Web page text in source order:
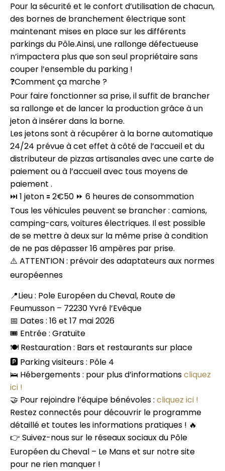
Pour la sécurité et le confort d’utilisation de chacun,
des bornes de branchement électrique sont
maintenant mises en place sur les différents
parkings du Pôle.Ainsi, une rallonge défectueuse
n’impactera plus que son seul propriétaire sans
couper l’ensemble du parking !
❓Comment ça marche ?
Pour faire fonctionner sa prise, il suffit de brancher
sa rallonge et de lancer la production grâce à un
jeton à insérer dans la borne.
Les jetons sont à récupérer à la borne automatique
24/24 prévue à cet effet à côté de l’accueil et du
distributeur de pizzas artisanales avec une carte de
paiement ou à l’accueil avec tous moyens de
paiement .
⏭ 1 jeton 🟰 2€50 ⏩ 6 heures de consommation
Tous les véhicules peuvent se brancher : camions,
camping-cars, voitures électriques. Il est possible
de se mettre à deux sur la même prise à condition
de ne pas dépasser 16 ampères par prise.
⚠️ ATTENTION : prévoir des adaptateurs aux normes
européennes
📍Lieu : Pole Européen du Cheval, Route de
Feumusson – 72230 Yvré l’Evêque
📅 Dates : 16 et 17 mai 2026
🎟️ Entrée : Gratuite
🍽️ Restauration : Bars et restaurants sur place
🅿️ Parking visiteurs : Pôle 4
🛌 Hébergements : pour plus d’informationscliquez
ici !
🤝 Pour rejoindre l’équipe bénévoles : cliquez ici !
Restez connectés pour découvrir le programme
détaillé et toutes les informations pratiques ! 🔥
👉 Suivez-nous sur le réseaux sociaux du Pôle
Européen du Cheval – Le Mans et sur notre site
pour ne rien manquer !